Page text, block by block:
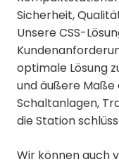
Sicherheit,
Unsere CSS-
optimale Lösung
und äußere Maße
Schaltanlagen,
die Station
Wir können auch